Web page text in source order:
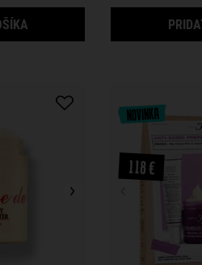
ULTRA FACIAL ADVANCED